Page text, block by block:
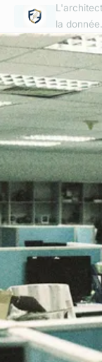
la donnée.